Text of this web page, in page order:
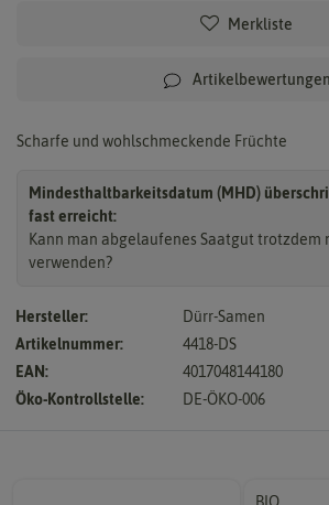
Merkliste
Artikelbewertungen
Scharfe und wohlschmeckende Früchte
Mindesthaltbarkeitsdatum (MHD)
fast erreicht:
Kann man abgelaufenes Saatgut trotzdem
verwenden?
Hersteller:
Dürr-Samen
Artikelnummer:
4418-DS
EAN:
4017048144180
Öko-Kontrollstelle:
DE-ÖKO-006